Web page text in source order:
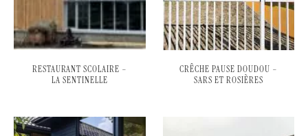
RESTAURANT SCOLAIRE –
LA SENTINELLE
CRÊCHE PAUSE DOUDOU –
SARS ET ROSIÈRES